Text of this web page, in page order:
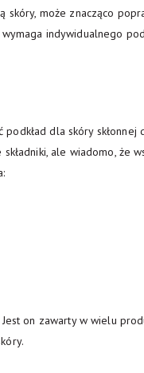
może znacząco
indywidualnego
dla skóry
ale wiadomo, że
on zawarty w wielu